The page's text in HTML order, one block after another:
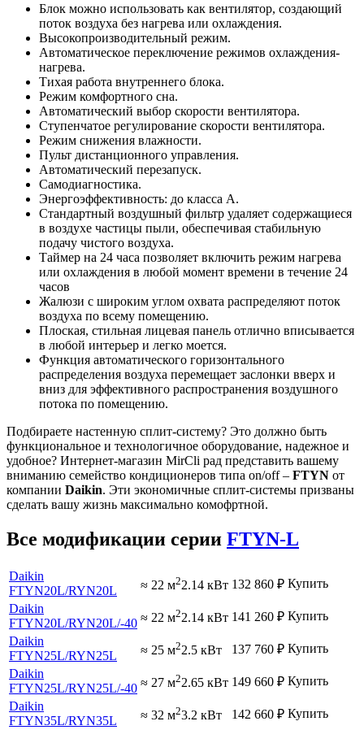
Блок можно использовать как вентилятор, создающий
поток воздуха без нагрева или охлаждения.
Высокопроизводительный режим.
Автоматическое переключение режимов охлаждения-
нагрева.
Тихая работа внутреннего блока.
Режим комфортного сна.
Автоматический выбор скорости вентилятора.
Ступенчатое регулирование скорости вентилятора.
Режим снижения влажности.
Пульт дистанционного управления.
Автоматический перезапуск.
Самодиагностика.
Энергоэффективность: до класса A.
Стандартный воздушный фильтр удаляет содержащиеся
в воздухе частицы пыли, обеспечивая стабильную
подачу чистого воздуха.
Таймер на 24 часа позволяет включить режим нагрева
или охлаждения в любой момент времени в течение 24
часов
Жалюзи с широким углом охвата распределяют поток
воздуха по всему помещению.
Плоская, стильная лицевая панель отлично вписывается
в любой интерьер и легко моется.
Функция автоматического горизонтального
распределения воздуха перемещает заслонки вверх и
вниз для эффективного распространения воздушного
потока по помещению.
Подбираете настенную сплит-систему? Это должно быть
функциональное и технологичное оборудование, надежное и
удобное? Интернет-магазин MirCli рад представить вашему
вниманию семейство кондиционеров типа on/off – FTYN от
компании Daikin. Эти экономичные сплит-системы призваны
сделать вашу жизнь максимально комофртной.
Все модификации серии FTYN-L
Daikin
FTYN20L/RYN20L ≈ 22 м22.14 кВт 132 860 ₽ Купить
Daikin
FTYN20L/RYN20L/-40 ≈ 22 м22.14 кВт 141 260 ₽ Купить
Daikin
FTYN25L/RYN25L ≈ 25 м22.5 кВт 137 760 ₽ Купить
Daikin
FTYN25L/RYN25L/-40 ≈ 27 м22.65 кВт 149 660 ₽ Купить
Daikin
FTYN35L/RYN35L ≈ 32 м23.2 кВт 142 660 ₽ Купить